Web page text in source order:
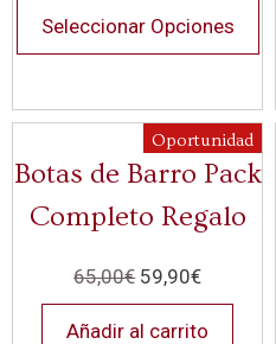
Seleccionar Opciones
Oportunidad
Botas de Barro Pack
Completo Regalo
65,00€ 59,90€
Añadir al carrito